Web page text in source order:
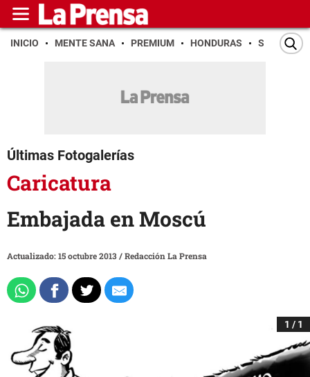
INICIO MENTE SANA PREMIUM HONDURAS SAN PEDRO
Últimas Fotogalerías
Caricatura
Embajada en Moscú
Actualizado: 15 octubre 2013/Redacción La Prensa
1 / 1